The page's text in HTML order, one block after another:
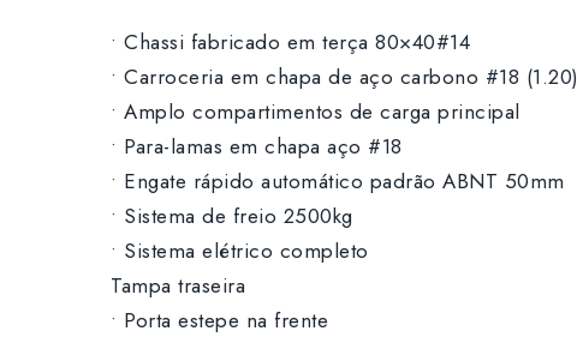
• Chassi fabricado em terça 80×40#14
• Carroceria em chapa de aço carbono #18 (1.20)
• Amplo compartimentos de carga principal
• Para-lamas em chapa aço #18
• Engate rápido automático padrão ABNT 50mm
• Sistema de freio 2500kg
• Sistema elétrico completo
Tampa traseira
• Porta estepe na frente